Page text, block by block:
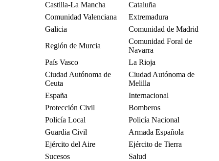
Castilla-La Mancha
Cataluña
Comunidad Valenciana
Extremadura
Galicia
Comunidad de Madrid
Región de Murcia
Comunidad Foral de
Navarra
País Vasco
La Rioja
Ciudad Autónoma de
Ceuta
Ciudad Autónoma de
Melilla
España
Internacional
Protección Civil
Bomberos
Policía Local
Policía Nacional
Guardia Civil
Armada Española
Ejército del Aire
Ejército de Tierra
Sucesos
Salud